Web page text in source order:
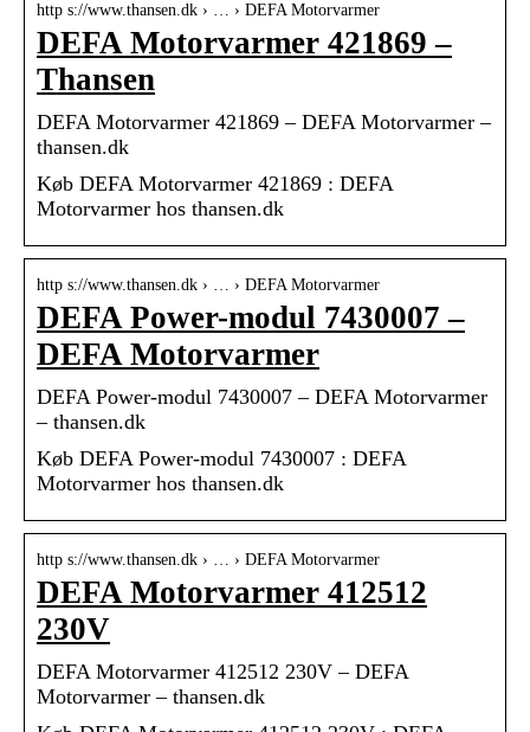
http s://www.thansen.dk › … › DEFA Motorvarmer
DEFA Motorvarmer 421869 –
Thansen
DEFA Motorvarmer 421869 – DEFA Motorvarmer –
thansen.dk
Køb DEFA Motorvarmer 421869 : DEFA
Motorvarmer hos thansen.dk
http s://www.thansen.dk › … › DEFA Motorvarmer
DEFA Power-modul 7430007 –
DEFA Motorvarmer
DEFA Power-modul 7430007 – DEFA Motorvarmer
– thansen.dk
Køb DEFA Power-modul 7430007 : DEFA
Motorvarmer hos thansen.dk
http s://www.thansen.dk › … › DEFA Motorvarmer
DEFA Motorvarmer 412512
230V
DEFA Motorvarmer 412512 230V – DEFA
Motorvarmer – thansen.dk